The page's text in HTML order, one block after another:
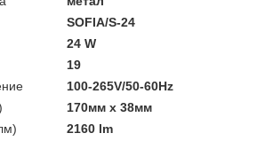
SOFIA/S-24
24 W
19
100-265V/50-60Hz
170мм х 38мм
2160 lm